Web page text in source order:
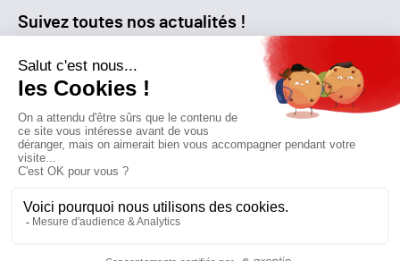
Suivez toutes nos actualités !
NEWSLETTER
Qui sommes-nous?
Contactez-nous